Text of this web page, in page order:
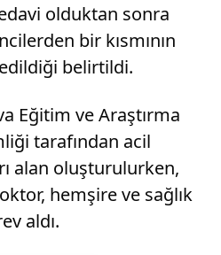
olduktan sonra
bir kısmının
belirtildi.
Eğitim ve Araştırma
tarafından acil
alan oluşturulurken,
hemşire ve sağlık
aldı.